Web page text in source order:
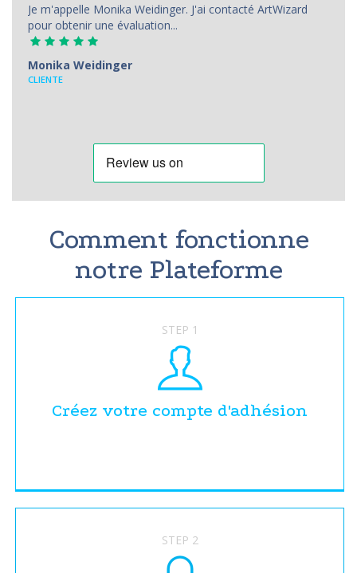
Je m'appelle Monika Weidinger. J'ai contacté ArtWizard
pour obtenir une évaluation...
Monika Weidinger
CLIENTE
Comment fonctionne
notre Plateforme
STEP 1
Créez votre compte d'adhésion
STEP 2